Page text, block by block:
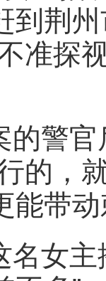
到荆
准探
的警
的，
能带
名女